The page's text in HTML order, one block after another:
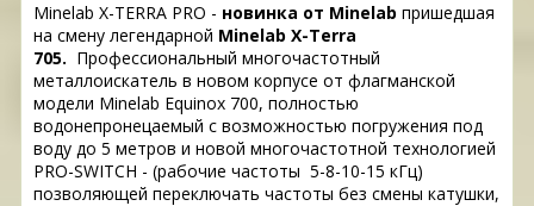
Minelab X-TERRA PRO - новинка от Minelabпришедшая
на смену легендарной Minelab X-Terra
705. Профессиональный многочастотный
металлоискатель в новом корпусе от флагманской
модели Minelab Equinox 700, полностью
водонепронецаемый с возможностью погружения под
воду до 5 метров и новой многочастотной технологией
PRO-SWITCH - (рабочие частоты 5-8-10-15 кГц)
позволяющей переключать частоты без смены катушки,